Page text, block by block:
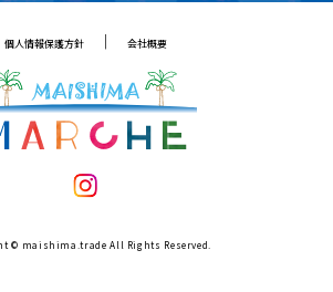
個人情報保護方針｜ 会社概要
© maishima.trade All Rights Reserved.